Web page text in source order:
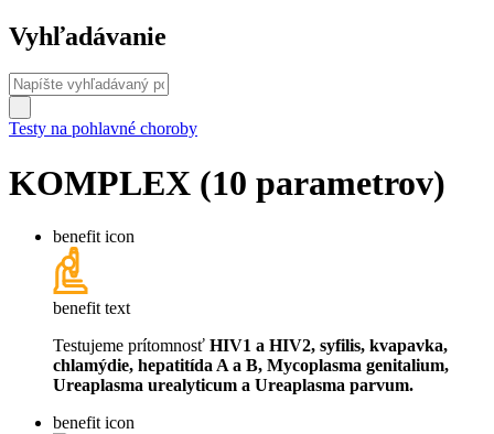
Vyhľadávanie
Testy na pohlavné choroby
KOMPLEX (10 parametrov)
benefit icon
benefit text
Testujeme prítomnosť HIV1 a HIV2, syfilis, kvapavka,
chlamýdie, hepatitída A a B, Mycoplasma genitalium,
Ureaplasma urealyticum a Ureaplasma parvum.
benefit icon